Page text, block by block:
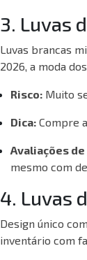
3. Luvas
Luvas brancas
2026, a moda
Risco: Muito
Dica: Compre
Avaliações
mesmo com
4. Luvas
Design único
inventário com